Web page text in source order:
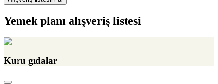
Yemek planı alışveriş listesi
Kuru gıdalar